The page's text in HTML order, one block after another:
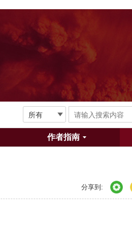
作者指南
分享到: